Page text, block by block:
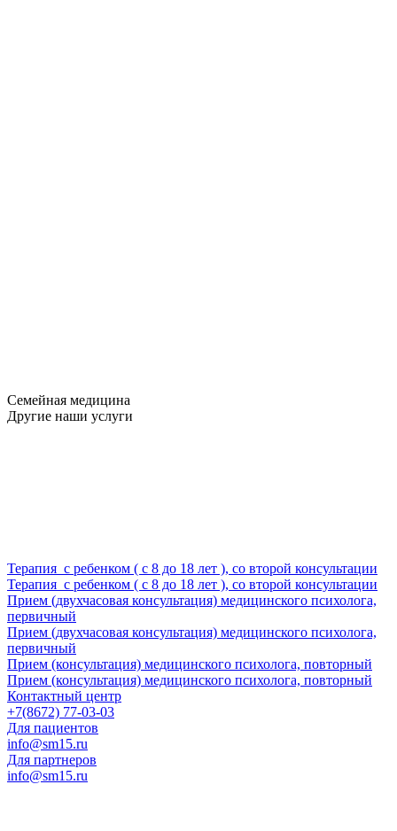
Семейная медицина
Другие наши услуги
Терапия с ребенком ( с 8 до 18 лет ), со второй консультации
Терапия с ребенком ( с 8 до 18 лет ), со второй консультации
Прием (двухчасовая консультация) медицинского психолога,
первичный
Прием (двухчасовая консультация) медицинского психолога,
первичный
Прием (консультация) медицинского психолога, повторный
Прием (консультация) медицинского психолога, повторный
Контактный центр
+7(8672) 77-03-03
Для пациентов
info@sm15.ru
Для партнеров
info@sm15.ru